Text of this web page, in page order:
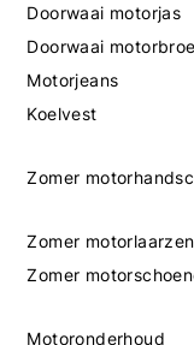
Doorwaai motorjas
Doorwaai
Motorjeans
Koelvest
Zomer
Zomer motorlaarzen
Zomer
Motoronderhoud